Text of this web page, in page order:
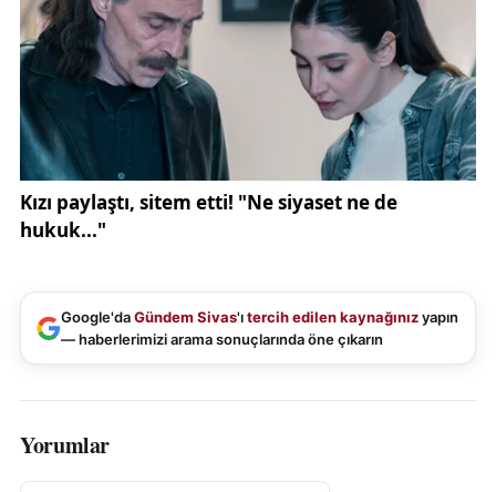
Google'daGündem Sivas'ıtercih edilen kaynağınızyapın
— haberlerimizi arama sonuçlarında öne çıkarın
Yorumlar